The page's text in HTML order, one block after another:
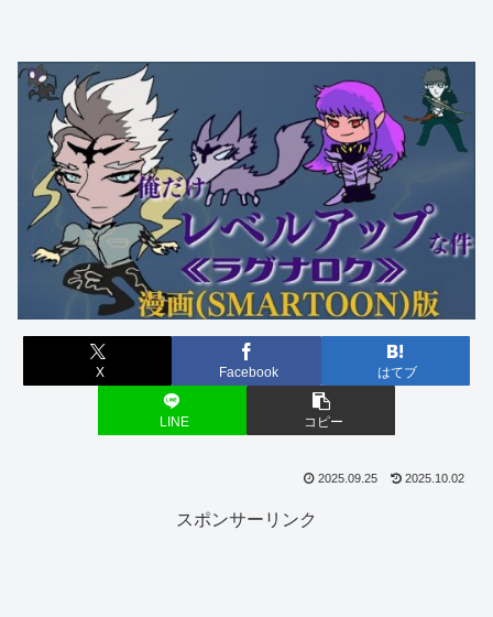
X Facebook はてブ
LINE コピー
2025.09.25 2025.10.02
スポンサーリンク